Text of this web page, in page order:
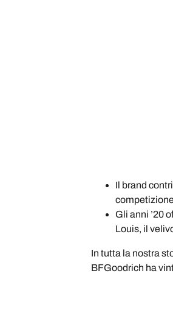
Il brand
Gli anni ’20
Louis, il
In tutta la nostra
BFGoodrich ha